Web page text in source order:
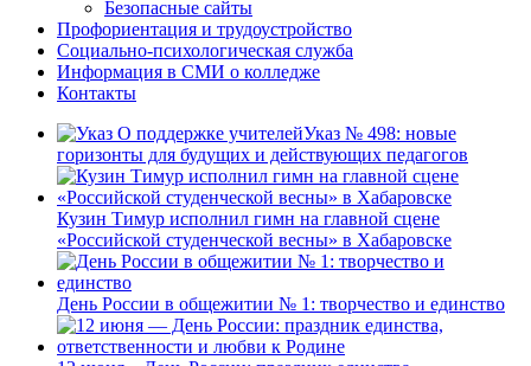
Безопасные сайты
Профориентация и трудоустройство
Социально-психологическая служба
Информация в СМИ о колледже
Контакты
Указ № 498: новые
горизонты для будущих и действующих педагогов
Кузин Тимур исполнил гимн на главной сцене
«Российской студенческой весны» в Хабаровске
День России в общежитии № 1: творчество и единство